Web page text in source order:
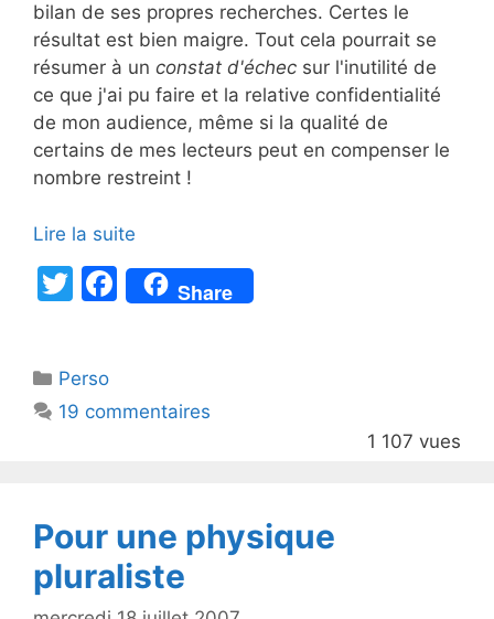
bilan de ses propres recherches. Certes le
résultat est bien maigre. Tout cela pourrait se
résumer à un constat d'échec sur l'inutilité de
ce que j'ai pu faire et la relative confidentialité
de mon audience, même si la qualité de
certains de mes lecteurs peut en compenser le
nombre restreint !
Lire la suite
T
er
F
a
b
k
Share
Catégories
Perso
19 commentaires
1 107 vues
Pour une physique
pluraliste